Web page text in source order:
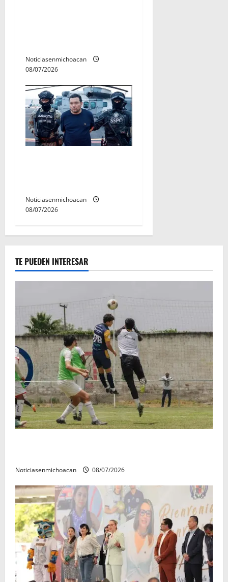
Noticiasenmichoacan
08/07/2026
Noticiasenmichoacan
08/07/2026
TE PUEDEN INTERESAR
Noticiasenmichoacan 08/07/2026